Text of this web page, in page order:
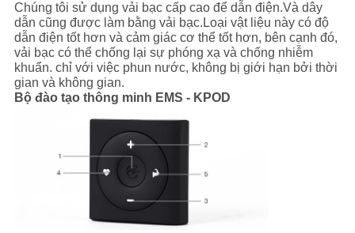
Chúng tôi sử dụng vải bạc cấp cao để dẫn điện.Và dây
dẫn cũng được làm bằng vải bạc.Loại vật liệu này có độ
dẫn điện tốt hơn và cảm giác cơ thể tốt hơn, bên cạnh đó,
vải bạc có thể chống lại sự phóng xạ và chống nhiễm
khuẩn. chỉ với việc phun nước, không bị giới hạn bởi thời
gian và không gian.
Bộ đào tạo thông minh EMS - KPOD